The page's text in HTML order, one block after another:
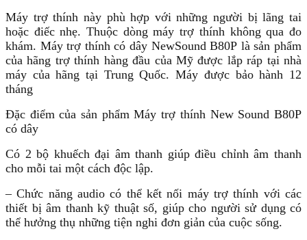
Máy trợ thính này phù hợp với những người bị lãng tai
hoặc điếc nhẹ. Thuộc dòng máy trợ thính không qua đo
khám. Máy trợ thính có dây NewSound B80P là sản phẩm
của hãng trợ thính hàng đầu của Mỹ được lắp ráp tại nhà
máy của hãng tại Trung Quốc. Máy được bảo hành 12
tháng
Đặc điểm của sản phẩm Máy trợ thính New Sound B80P
có dây
Có 2 bộ khuếch đại âm thanh giúp điều chỉnh âm thanh
cho mỗi tai một cách độc lập.
– Chức năng audio có thể kết nối máy trợ thính với các
thiết bị âm thanh kỹ thuật số, giúp cho người sử dụng có
thể hưởng thụ những tiện nghi đơn giản của cuộc sống.